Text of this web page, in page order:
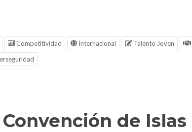
Competitividad Internacional Talento Joven
de Islas